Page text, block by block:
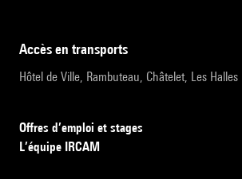
accès en transports
Hôtel de Ville, Rambuteau, Châtelet, Les Halles
Offres d’emploi et stages
L’équipe IRCAM